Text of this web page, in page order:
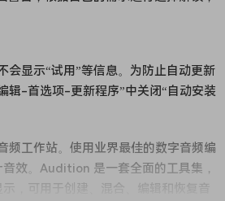
会显示“试用”等信息。为防止自动更新
辑-首选项-更新程序”中关闭“自动安装
工作站。使用业界最佳的数字音频编
效。Audition 是一套全面的工具集，
，可用于创建、混合、编辑和恢复音